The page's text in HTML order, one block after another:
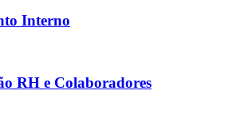
Interno
RH e Colaboradores